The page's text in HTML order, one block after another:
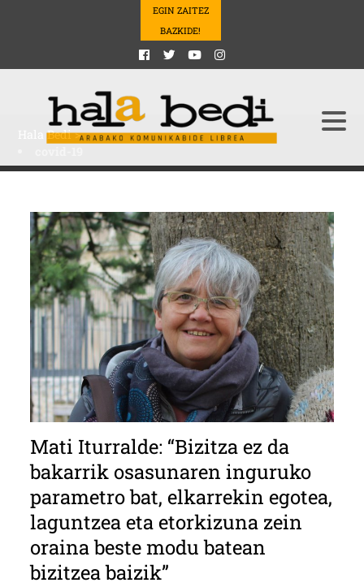
EGIN ZAITEZ
BAZKIDE!
Hala Bedi>
Mati Iturralde: “Bizitza ez da
bakarrik osasunaren inguruko
parametro bat, elkarrekin egotea,
laguntzea eta etorkizuna zein
oraina beste modu batean
bizitzea baizik”